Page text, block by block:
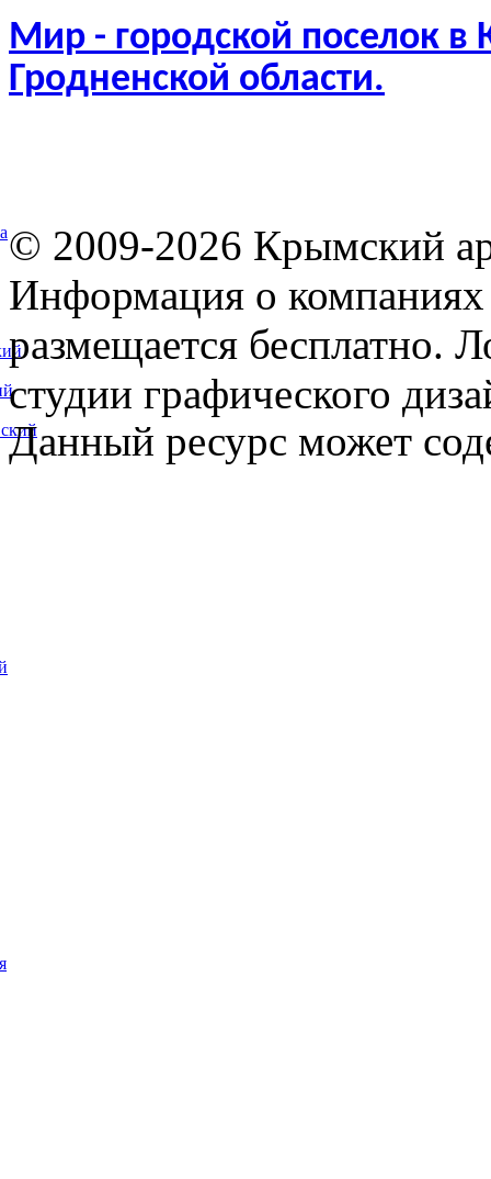
Мир - городской поселок в
Гродненской области.
© 2009-2026 Крымский
Информация о компаниях
размещается бесплатно.
студии графического
Данный ресурс может